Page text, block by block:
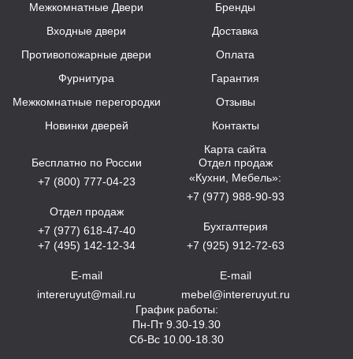
Межкомнатные Двери
Входные двери
Противопожарные двери
Фурнитура
Межкомнатные перегородки
Новинки дверей
Бренды
Доставка
Оплата
Гарантия
Отзывы
Контакты
Карта сайта
Бесплатно по России
+7 (800) 777-04-23
Отдел продаж
+7 (977) 618-47-40
+7 (495) 142-12-34
E-mail
intereruyut@mail.ru
Отдел продаж
«Кухни, Мебель»:
+7 (977) 988-90-93
Бухгалтерия
+7 (925) 912-72-63
E-mail
mebel@intereruyut.ru
График работы:
Пн-Пт 9.30-19.30
Сб-Вс 10.00-18.30